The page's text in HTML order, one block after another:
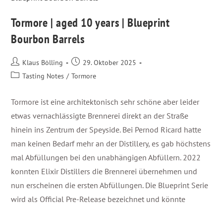
Tormore | aged 10 years | Blueprint
Bourbon Barrels
Klaus Bölling
29. Oktober 2025
Tasting Notes / Tormore
Tormore ist eine architektonisch sehr schöne aber leider
etwas vernachlässigte Brennerei direkt an der Straße
hinein ins Zentrum der Speyside. Bei Pernod Ricard hatte
man keinen Bedarf mehr an der Distillery, es gab höchstens
mal Abfüllungen bei den unabhängigen Abfüllern. 2022
konnten Elixir Distillers die Brennerei übernehmen und
nun erscheinen die ersten Abfüllungen. Die Blueprint Serie
wird als Official Pre-Release bezeichnet und könnte